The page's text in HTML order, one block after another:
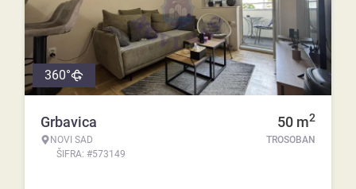
360°
Grbavica
NOVI SAD
ŠIFRA: #573149
50 m2
TROSOBAN